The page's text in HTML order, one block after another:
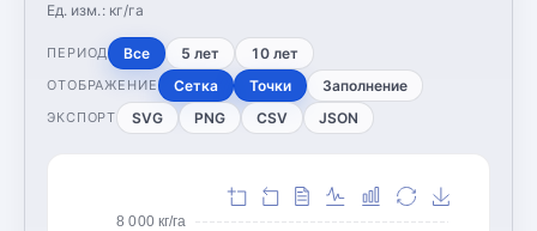
Ед. изм.: кг/га
ПЕРИОД Все 5 лет 10 лет
ОТОБРАЖЕНИЕ Сетка Точки Заполнение
ЭКСПОРТ SVG PNG CSV JSON
8 000 кг/га